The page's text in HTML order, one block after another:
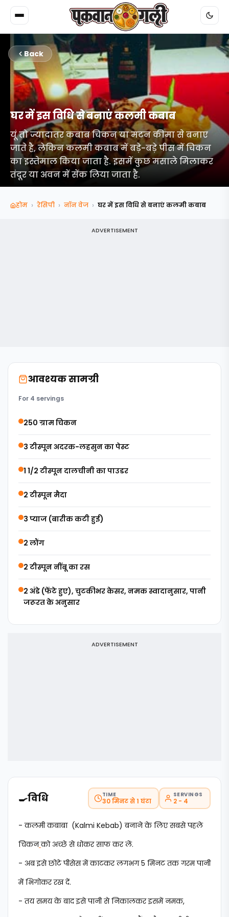
Back
घर में इस विधि से बनाएं कलमी कबाब
यूं तो ज्यादातर कबाब चिकन या मटन कीमा से बनाए
जाते है, लेकिन कलमी कबाब में बड़े-बड़े पीस में चिकन
का इस्तेमाल किया जाता है. इसमें कुछ मसाले मिलाकर
तंदूर या अवन में सेंक लिया जाता है.
होम › रेसिपी › नॉन वेज › घर में इस विधि से बनाएं कलमी कबाब
ADVERTISEMENT
आवश्यक सामग्री
For 4 servings
250 ग्राम चिकन
3 टीस्पून अदरक-लहसुन का पेस्ट
1 1/2 टीस्पून दालचीनी का पाउडर
2 टीस्पून मैदा
3 प्याज (बारीक कटी हुई)
2 लौंग
2 टीस्पून नींबू का रस
2 अंडे (फेंटे हुए), चुटकीभर केसर, नमक स्वादानुसार, पानी
जरूरत के अनुसार
🍳विधि TIME
30 मिनट से 1 घंटा
SERVINGS
2 - 4
- कलमी कबाबा (Kalmi Kebab) बनाने के लिए सबसे पहले
चिकन को अच्छे से धोकर साफ कर लें.
- अब इसे छोटे पीसेस में काटकर लगभग 5 मिनट तक गरम पानी
में भिगोकर रख दें.
- तय समय के बाद इसे पानी से निकालकर इसमें नमक,
ADVERTISEMENT